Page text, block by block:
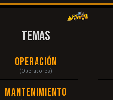
TEMAS
Operación
(Operadores)
Mantenimiento